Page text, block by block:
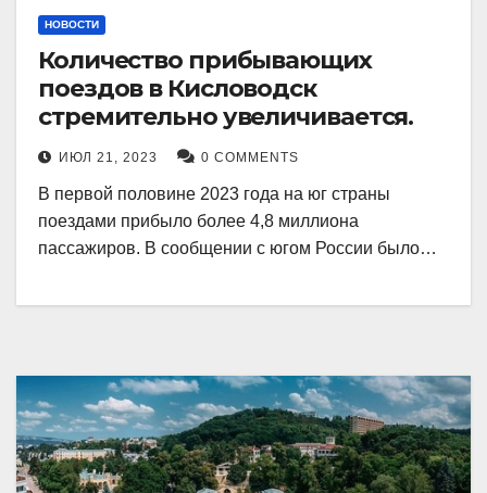
НОВОСТИ
Количество прибывающих
поездов в Кисловодск
стремительно увеличивается.
ИЮЛ 21, 2023 0 COMMENTS
В первой половине 2023 года на юг страны
поездами прибыло более 4,8 миллиона
пассажиров. В сообщении с югом России было…